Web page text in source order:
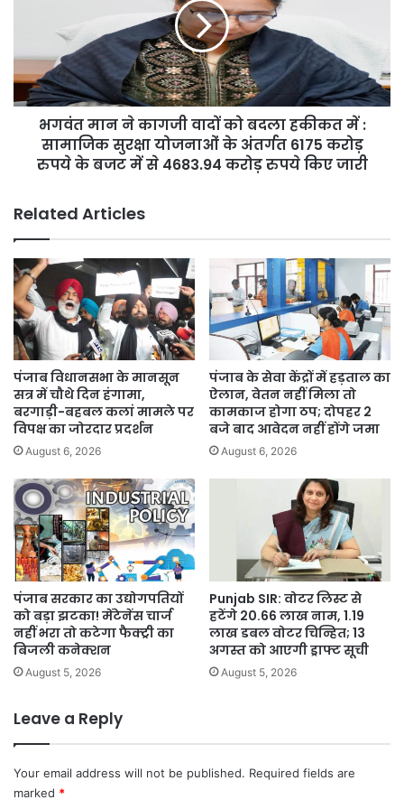
हकीकत
में
सामाजिक
अंतर्गत
6175
करोड़
रुपये
के
बजट
में
से
4683.94
करोड़
रुपये
किए
जारी
भगवंत मान ने कागजी वादों को बदला हकीकत में :
सामाजिक सुरक्षा योजनाओं के अंतर्गत 6175 करोड़
रुपये के बजट में से 4683.94 करोड़ रुपये किए जारी
Related Articles
पंजाब विधानसभा के मानसून
सत्र में चौथे दिन हंगामा,
बरगाड़ी-बहबल कलां मामले पर
विपक्ष का जोरदार प्रदर्शन
August 6, 2026
पंजाब के सेवा केंद्रों में हड़ताल का
ऐलान, वेतन नहीं मिला तो
कामकाज होगा ठप; दोपहर 2
बजे बाद आवेदन नहीं होंगे जमा
August 6, 2026
पंजाब सरकार का उद्योगपतियों
को बड़ा झटका! मेंटेनेंस चार्ज
नहीं भरा तो कटेगा फैक्ट्री का
बिजली कनेक्शन
August 5, 2026
Punjab SIR: वोटर लिस्ट से
हटेंगे 20.66 लाख नाम, 1.19
लाख डबल वोटर चिन्हित; 13
अगस्त को आएगी ड्राफ्ट सूची
August 5, 2026
Leave a Reply
Your email address will not be published. Required fields are
marked *